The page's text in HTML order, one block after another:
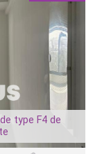
type F4 de